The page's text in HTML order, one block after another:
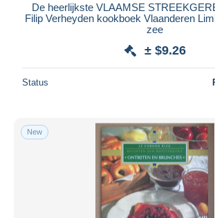
De heerlijkste VLAAMSE
Filip Verheyden kookboek Vlaanderen
zee
± $9.26
Status
New